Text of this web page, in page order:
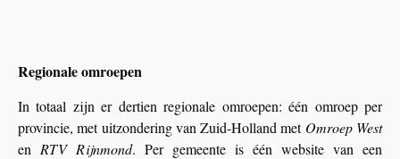
Regionale omroepen
In totaal zijn er dertien regionale omroepen: één omroep per
provincie, met uitzondering van Zuid-Holland met Omroep West
en RTV Rijnmond. Per gemeente is één website van een